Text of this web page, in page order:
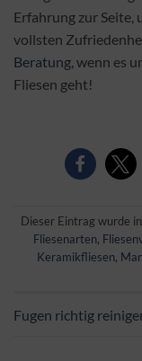
Erfahrung zur
vollsten
Beratung , wenn es
Fliesen geht!
Dieser Eintrag wurde in
Fliesenarten,
Keramikfliesen,
Fugen richtig